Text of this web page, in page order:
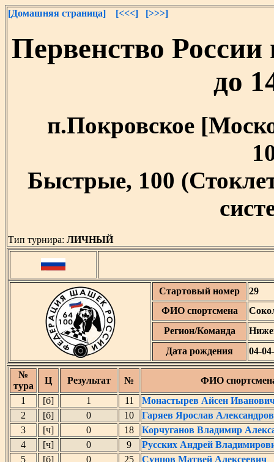
[Домашняя страница] [<<<] [>>>]
Первенство
до
п.Покровское
Быстрые, 100
Тип турнира: ЛИЧНЫЙ
Стартовый номер
29
ФИО спортсмена
Регион/Команда
Дата рождения
04-
№
тура
Ц Результат №
ФИО
1
[б] 1 11
Монастырев Айсен
2
[б] 0 10
Гаряев Ярослав
3
[ч] 0 18
Корчуганов Владимир
4
[ч] 0 9
Русских Андрей
5
[б] 0 25
Сунцов Матвей Алексеевич